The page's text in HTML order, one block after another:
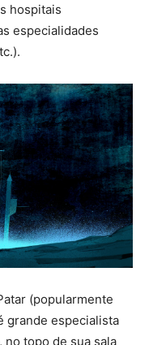
hospitais
especialidades
(popularmente
grande especialista
no topo de sua sala